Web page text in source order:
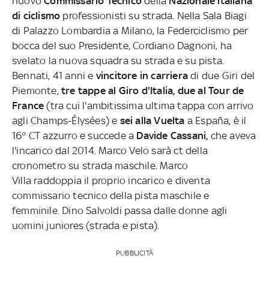
di ciclismo professionisti su strada. Nella Sala Biagi
di Palazzo Lombardia a Milano, la Federciclismo per
bocca del suo Presidente, Cordiano Dagnoni, ha
svelato la nuova squadra su strada e su pista.
Bennati, 41 anni e vincitore in carrieradi due Giri del
Piemonte, tre tappe al Giro d'Italia, due al Tour de
France (tra cui l'ambitissima ultima tappa con arrivo
agli Champs-Élysées) e sei alla Vuelta a España, è il
16° CT azzurro e succede a Davide Cassani, che aveva
l'incarico dal 2014. Marco Velo sarà ct della
cronometro su strada maschile. Marco
Villa raddoppia il proprio incarico e diventa
commissario tecnico della pista maschile e
femminile. Dino Salvoldi passa dalle donne agli
uomini juniores (strada e pista).
PUBBLICITÀ